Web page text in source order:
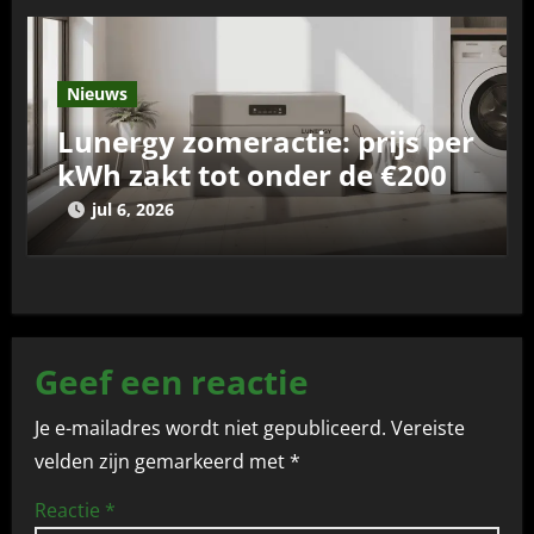
Nieuws
Lunergy zomeractie: prijs per
kWh zakt tot onder de €200
jul 6, 2026
Geef een reactie
Je e-mailadres wordt niet gepubliceerd. Vereiste
velden zijn gemarkeerd met*
Reactie *